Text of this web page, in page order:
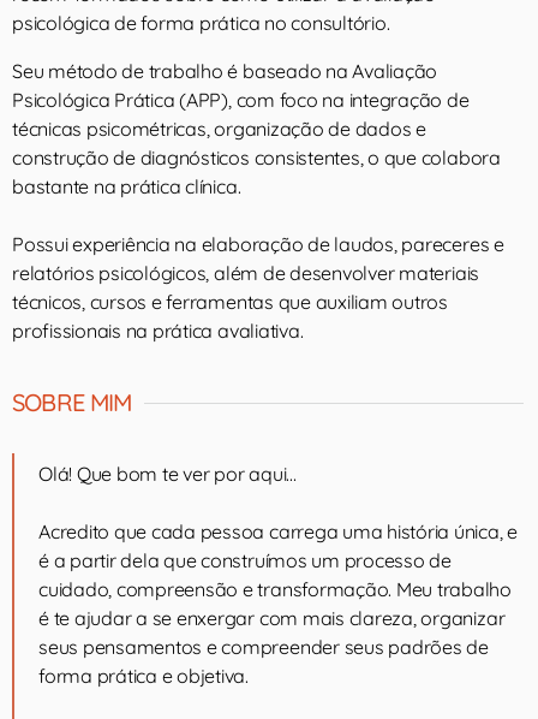
psicológica de forma prática no consultório.
Seu método de trabalho é baseado na Avaliação
Psicológica Prática (APP), com foco na integração de
técnicas psicométricas, organização de dados e
construção de diagnósticos consistentes, o que colabora
bastante na prática clínica.
Possui experiência na elaboração de laudos, pareceres e
relatórios psicológicos, além de desenvolver materiais
técnicos, cursos e ferramentas que auxiliam outros
profissionais na prática avaliativa.
SOBRE MIM
Olá! Que bom te ver por aqui…
Acredito que cada pessoa carrega uma história única, e
é a partir dela que construímos um processo de
cuidado, compreensão e transformação. Meu trabalho
é te ajudar a se enxergar com mais clareza, organizar
seus pensamentos e compreender seus padrões de
forma prática e objetiva.